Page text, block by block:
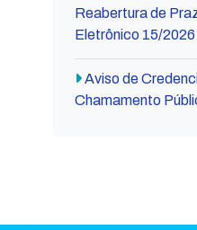
Reabertura de
Eletrônico 15/2026
Aviso de
Chamamento